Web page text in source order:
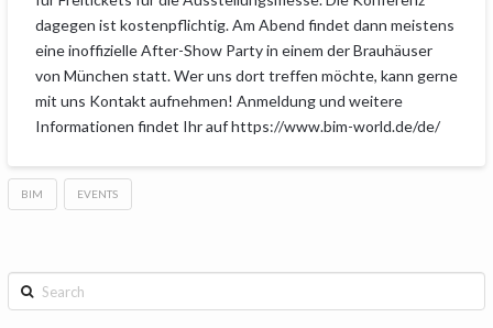
dagegen ist kostenpflichtig. Am Abend findet dann meistens
eine inoffizielle After-Show Party in einem der Brauhäuser
von München statt. Wer uns dort treffen möchte, kann gerne
mit uns Kontakt aufnehmen! Anmeldung und weitere
Informationen findet Ihr auf https://www.bim-world.de/de/
BIM EVENTS
Search